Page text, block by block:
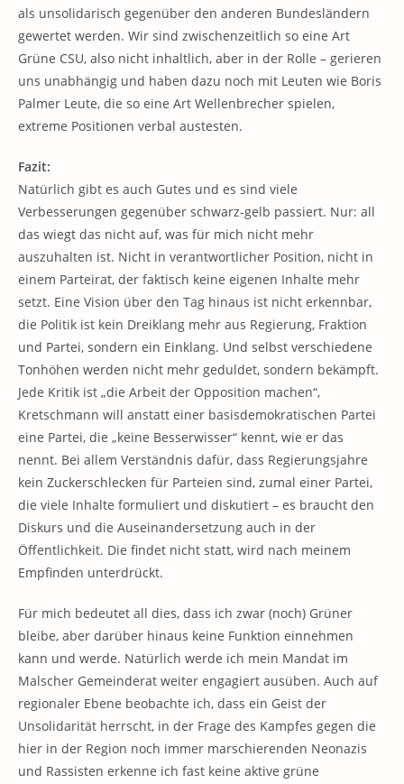
als unsolidarisch gegenüber den anderen Bundesländern
gewertet werden. Wir sind zwischenzeitlich so eine Art
Grüne CSU, also nicht inhaltlich, aber in der Rolle – gerieren
uns unabhängig und haben dazu noch mit Leuten wie Boris
Palmer Leute, die so eine Art Wellenbrecher spielen,
extreme Positionen verbal austesten.
Fazit:
Natürlich gibt es auch Gutes und es sind viele
Verbesserungen gegenüber schwarz-gelb passiert. Nur: all
das wiegt das nicht auf, was für mich nicht mehr
auszuhalten ist. Nicht in verantwortlicher Position, nicht in
einem Parteirat, der faktisch keine eigenen Inhalte mehr
setzt. Eine Vision über den Tag hinaus ist nicht erkennbar,
die Politik ist kein Dreiklang mehr aus Regierung, Fraktion
und Partei, sondern ein Einklang. Und selbst verschiedene
Tonhöhen werden nicht mehr geduldet, sondern bekämpft.
Jede Kritik ist „die Arbeit der Opposition machen“,
Kretschmann will anstatt einer basisdemokratischen Partei
eine Partei, die „keine Besserwisser“ kennt, wie er das
nennt. Bei allem Verständnis dafür, dass Regierungsjahre
kein Zuckerschlecken für Parteien sind, zumal einer Partei,
die viele Inhalte formuliert und diskutiert – es braucht den
Diskurs und die Auseinandersetzung auch in der
Öffentlichkeit. Die findet nicht statt, wird nach meinem
Empfinden unterdrückt.
Für mich bedeutet all dies, dass ich zwar (noch) Grüner
bleibe, aber darüber hinaus keine Funktion einnehmen
kann und werde. Natürlich werde ich mein Mandat im
Malscher Gemeinderat weiter engagiert ausüben. Auch auf
regionaler Ebene beobachte ich, dass ein Geist der
Unsolidarität herrscht, in der Frage des Kampfes gegen die
hier in der Region noch immer marschierenden Neonazis
und Rassisten erkenne ich fast keine aktive grüne